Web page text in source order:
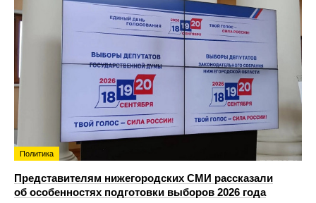
Политика
Представителям нижегородских СМИ рассказали
об особенностях подготовки выборов 2026 года